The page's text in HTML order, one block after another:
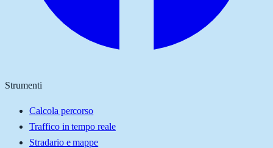
Strumenti
Calcola percorso
Traffico in tempo reale
Stradario e mappe